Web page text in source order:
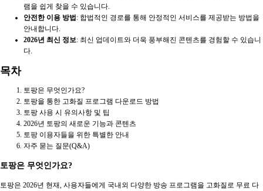
램을 쉽게 찾을 수 있습니다.
안전한 이용 방법: 합법적인 경로를 통해 안정적인 서비스를 제공받는 방법을
안내합니다.
2026년 최신 정보: 최신 업데이트와 더욱 풍부해진 콘텐츠를 경험할 수 있습니
다.
목차
토팡은 무엇인가요?
토팡을 통한 고화질 프로그램 다운로드 방법
토팡 사용 시 유의사항 및 팁
2026년 토팡의 새로운 기능과 콘텐츠
토팡 이용자들을 위한 특별한 안내
자주 묻는 질문(Q&A)
토팡은 무엇인가요?
토팡은 2026년 현재, 사용자들에게 국내외 다양한 방송 프로그램을 고화질로 무료 다